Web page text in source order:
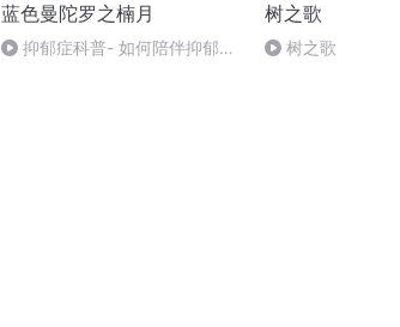
蓝色曼陀罗之楠月
抑郁症科普- 如何陪伴抑郁症
树之歌
树之歌